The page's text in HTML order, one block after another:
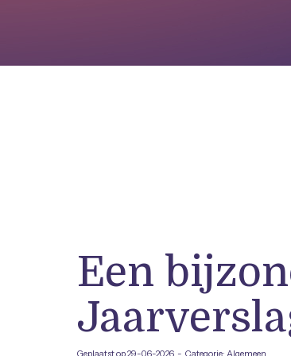
Een
Geplaatst op 29-06-2026 - Categorie: Algemeen